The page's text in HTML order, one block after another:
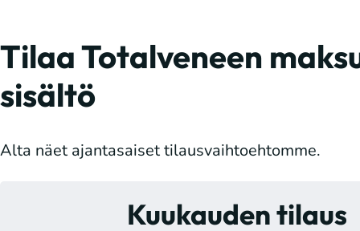
Tilaa Totalveneen
sisältö
Alta näet ajantasaiset tilausvaihtoehtomme.
Kuukauden tilaus